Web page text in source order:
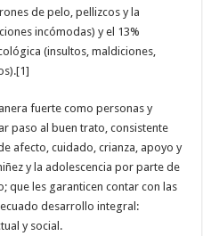
de pelo, pellizcos y la
incómodas) y el 13%
(insultos, maldiciones,
fuerte como personas y
paso al buen trato, consistente
afecto, cuidado, crianza, apoyo y
y la adolescencia por parte de
que les garanticen contar con las
desarrollo integral:
y social.